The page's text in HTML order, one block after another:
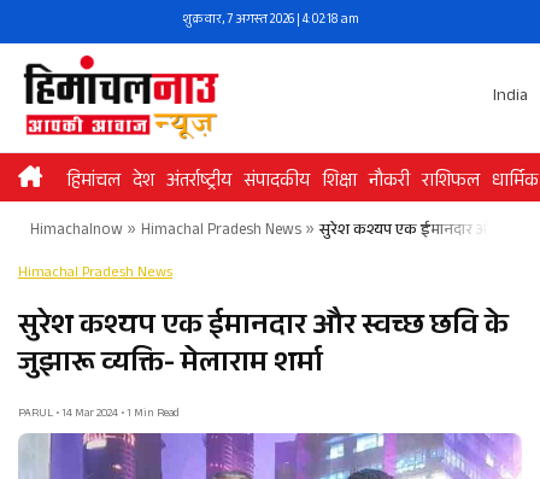
to
content
शुक्रवार, 7 अगस्त 2026 | 4:02:19 am
India
हिमांचल देश अंतर्राष्ट्रीय संपादकीय शिक्षा नौकरी राशिफल धार्मिक
Himachalnow» Himachal Pradesh News» सुरेश कश्यप एक ईमानदार और स्वच्छ
Himachal Pradesh News
सुरेश कश्यप एक ईमानदार और स्वच्छ छवि के
जुझारू व्यक्ति- मेलाराम शर्मा
PARUL • 14 Mar 2024 • 1 Min Read